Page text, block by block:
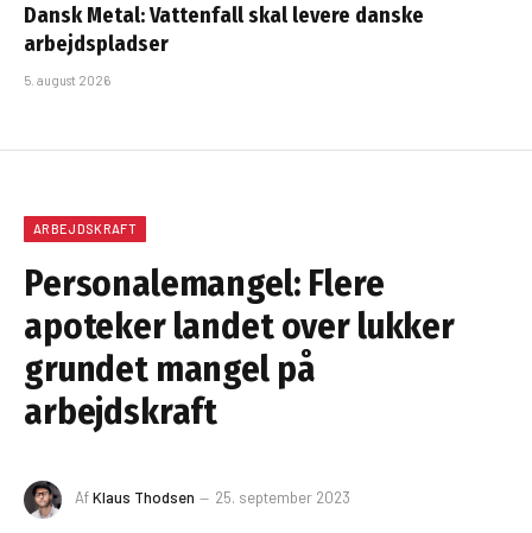
Dansk Metal: Vattenfall skal levere danske
arbejdspladser
5. august 2026
ARBEJDSKRAFT
Personalemangel: Flere
apoteker landet over lukker
grundet mangel på
arbejdskraft
AfKlaus Thodsen 25. september 2023